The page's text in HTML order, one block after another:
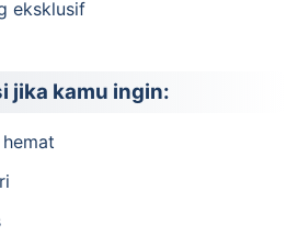
eksklusif
jika kamu ingin: